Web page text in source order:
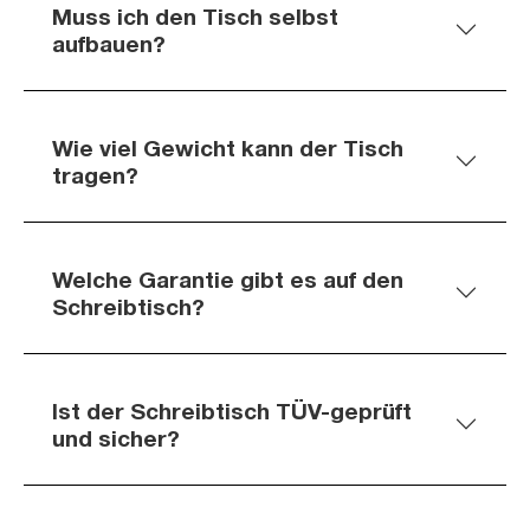
Muss ich den Tisch selbst
aufbauen?
Wie viel Gewicht kann der Tisch
tragen?
Welche Garantie gibt es auf den
Schreibtisch?
Ist der Schreibtisch TÜV-geprüft
und sicher?